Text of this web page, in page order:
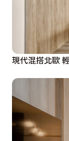
現代混搭北歐